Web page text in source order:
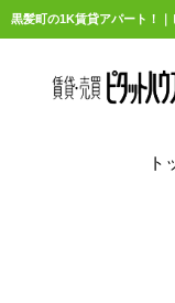
黒髪町の1K賃貸アパート！
ト